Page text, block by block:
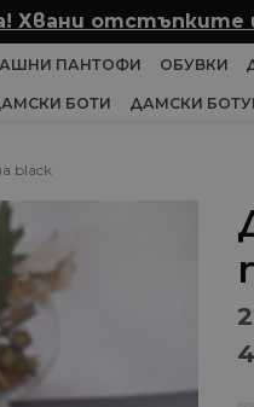
Хвани отстъпките
ПАНТОФИ ОБУВКИ
БОТИ ДАМСКИ
black